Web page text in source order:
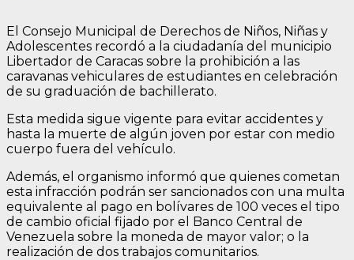
El Consejo Municipal de Derechos de Niños, Niñas y
Adolescentes recordó a la ciudadanía del municipio
Libertador de Caracas sobre la prohibición a las
caravanas vehiculares de estudiantes en celebración
de su graduación de bachillerato.
Esta medida sigue vigente para evitar accidentes y
hasta la muerte de algún joven por estar con medio
cuerpo fuera del vehículo.
Además, el organismo informó que quienes cometan
esta infracción podrán ser sancionados con una multa
equivalente al pago en bolívares de 100 veces el tipo
de cambio oficial fijado por el Banco Central de
Venezuela sobre la moneda de mayor valor; o la
realización de dos trabajos comunitarios.